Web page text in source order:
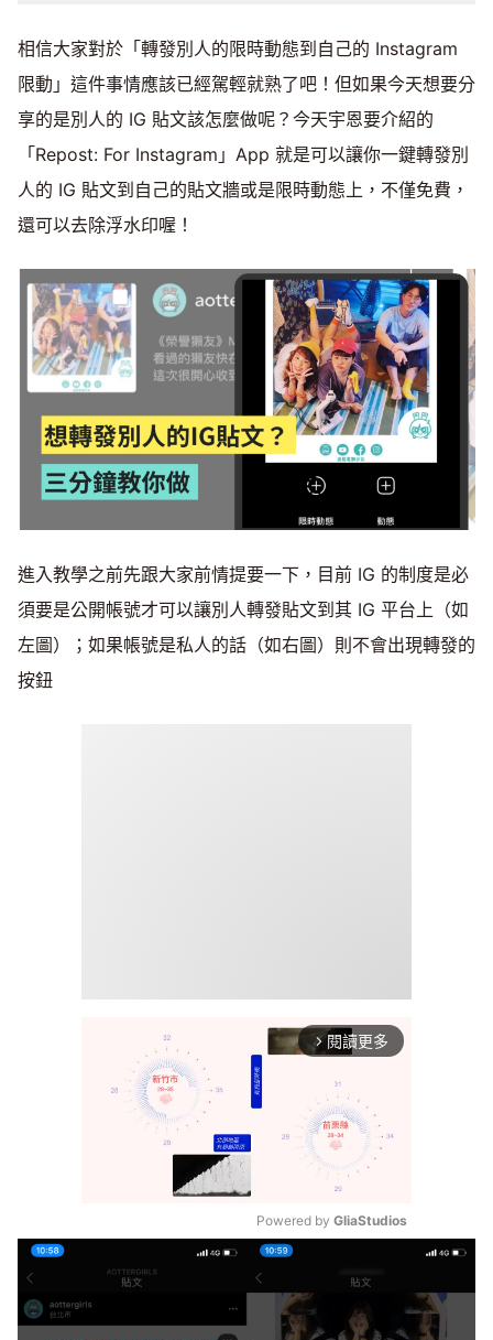
相信大家對於「轉發別人的限時動態到自己的 Instagram
限動」這件事情應該已經駕輕就熟了吧！但如果今天想要分
享的是別人的 IG 貼文該怎麼做呢？今天宇恩要介紹的
「Repost: For Instagram」App 就是可以讓你一鍵轉發別
人的 IG 貼文到自己的貼文牆或是限時動態上，不僅免費，
還可以去除浮水印喔！
進入教學之前先跟大家前情提要一下，目前 IG 的制度是必
須要是公開帳號才可以讓別人轉發貼文到其 IG 平台上（如
左圖）；如果帳號是私人的話（如右圖）則不會出現轉發的
按鈕
arrow_forward_ios 閱讀更多
Powered by GliaStudios